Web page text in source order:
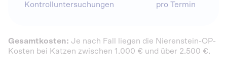
Kontrolluntersuchungen
pro Termin
Gesamtkosten: Je nach Fall liegen die Nierenstein-OP-
Kosten bei Katzen zwischen 1.000 € und über 2.500 €.